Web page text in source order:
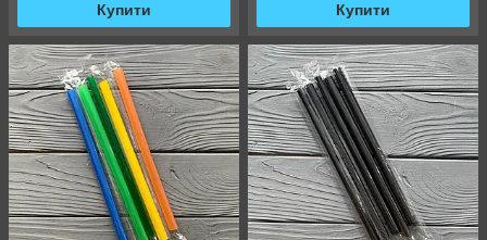
Купити Купити